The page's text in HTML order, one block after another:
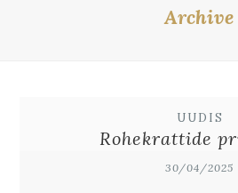
Archive
UUDIS
Rohekrattide
30/04/2025